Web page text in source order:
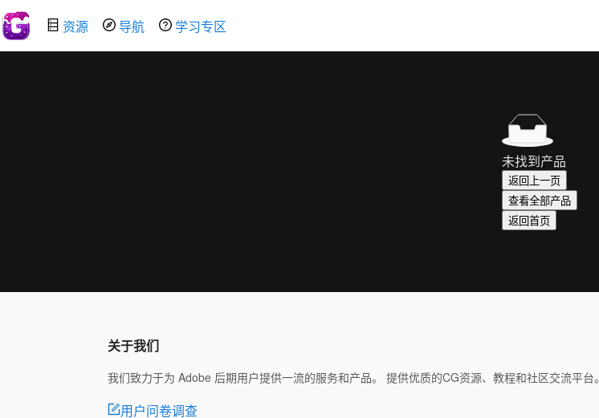
资源 导航 学习专区
未找到产品
返回上一页
查看全部产品
返回首页
关于我们
我们致力于为 Adobe 后期用户提供一流的服务和产品。 提供优质的CG资源、教程和社区交流平台。
用户问卷调查